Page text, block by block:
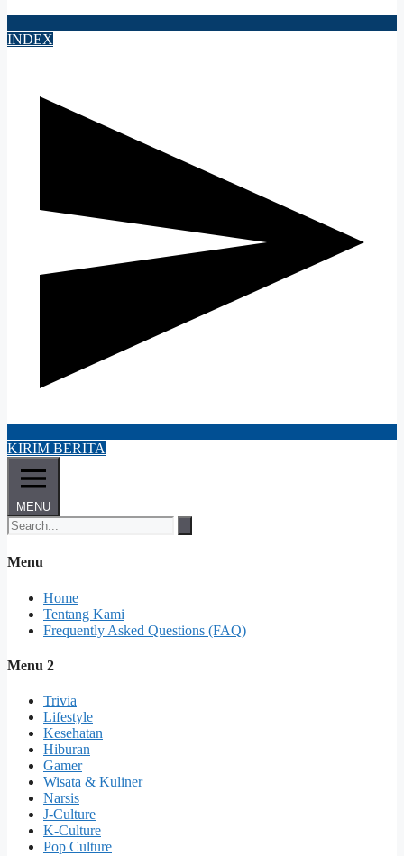
INDEX
KIRIM BERITA
MENU
Menu
Home
Tentang Kami
Frequently Asked Questions (FAQ)
Menu 2
Trivia
Lifestyle
Kesehatan
Hiburan
Gamer
Wisata & Kuliner
Narsis
J-Culture
K-Culture
Pop Culture